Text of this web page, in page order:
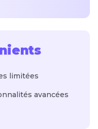
limitées
avancées